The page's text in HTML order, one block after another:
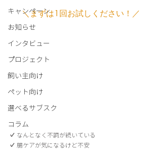
キャンペーン
お知らせ
インタビュー
プロジェクト
飼い主向け
ペット向け
選べるサブスク
コラム
＼まずは1回お試しください！ ／
✔︎ なんとなく不調が続いている
✔︎ 腸ケアが気になるけど不安